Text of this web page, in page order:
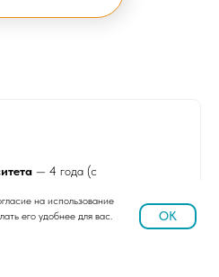
— 4 года (с
на использование
его удобнее для вас.
OK